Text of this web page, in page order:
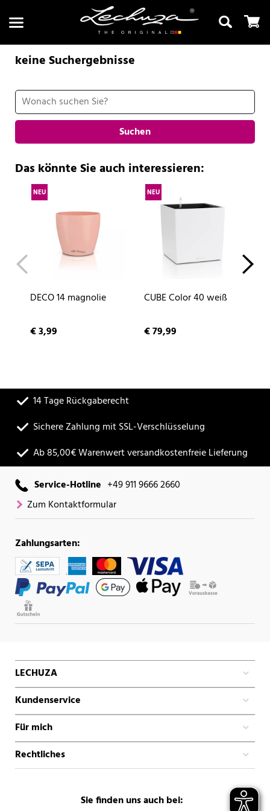
Suchen
keine Suchergebnisse
Suchen
Das könnte Sie auch interessieren:
NEU
DECO 14 magnolie
€ 3,99
NEU
CUBE Color 40 weiß
€ 79,99
14 Tage Rückgaberecht
Sichere Zahlung mit SSL-Verschlüsselung
Ab 85,00€ Warenwert versandkostenfreie Lieferung
Service-Hotline +49 911 9666 2660
Zum Kontaktformular
Zahlungsarten:
LECHUZA
Kundenservice
Für mich
Rechtliches
Sie finden uns auch bei: